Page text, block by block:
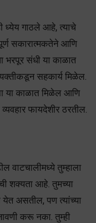
ध्येय गाठले आहे, त्याचे
सकारात्मकतेने आणि
भरपूर संधी या काळात
सहकार्य मिळेल.
या काळात मिळेल आणि
फायदेशीर ठरतील.
वाटचालीमध्ये तुम्हाला
शक्यता आहे. तुमच्या
असतील, पण त्यांच्या
करू नका. तुम्ही